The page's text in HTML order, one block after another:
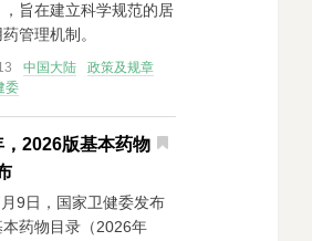
，旨在建立科学规范的居
管理机制。
中国大陆
政策及规章
委
，2026版基本药物
9日，国家卫健委发布
本药物目录（2026年